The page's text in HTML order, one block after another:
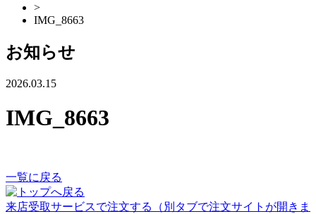
>
IMG_8663
お知らせ
2026.03.15
IMG_8663
一覧に戻る
来店受取サービスで注文する
（別タブで注文サイトが開きま